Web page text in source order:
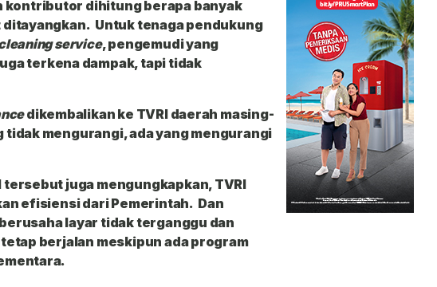
kontributor dihitung berapa banyak
Untuk tenaga pendukung
service, pengemudi yang
terkena dampak, tapi tidak
dikembalikan ke TVRI daerah masing-
tidak mengurangi, ada yang mengurangi
tersebut juga mengungkapkan, TVRI
efisiensi dari Pemerintah. Dan
layar tidak terganggu dan
berjalan meskipun ada program